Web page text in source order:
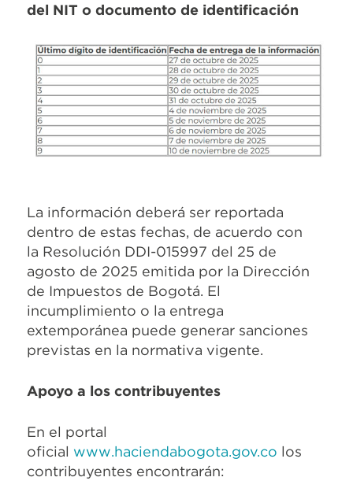
del NIT o documento de identificación
La información deberá ser reportada
dentro de estas fechas, de acuerdo con
la Resolución DDI-015997 del 25 de
agosto de 2025 emitida por la Dirección
de Impuestos de Bogotá. El
incumplimiento o la entrega
extemporánea puede generar sanciones
previstas en la normativa vigente.
Apoyo a los contribuyentes
En el portal
oficial www.haciendabogota.gov.co los
contribuyentes encontrarán: